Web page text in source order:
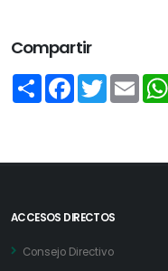
Compartir
Share Facebook
TwitterEmail
ACCESOS DIRECTOS
Consejo Directivo